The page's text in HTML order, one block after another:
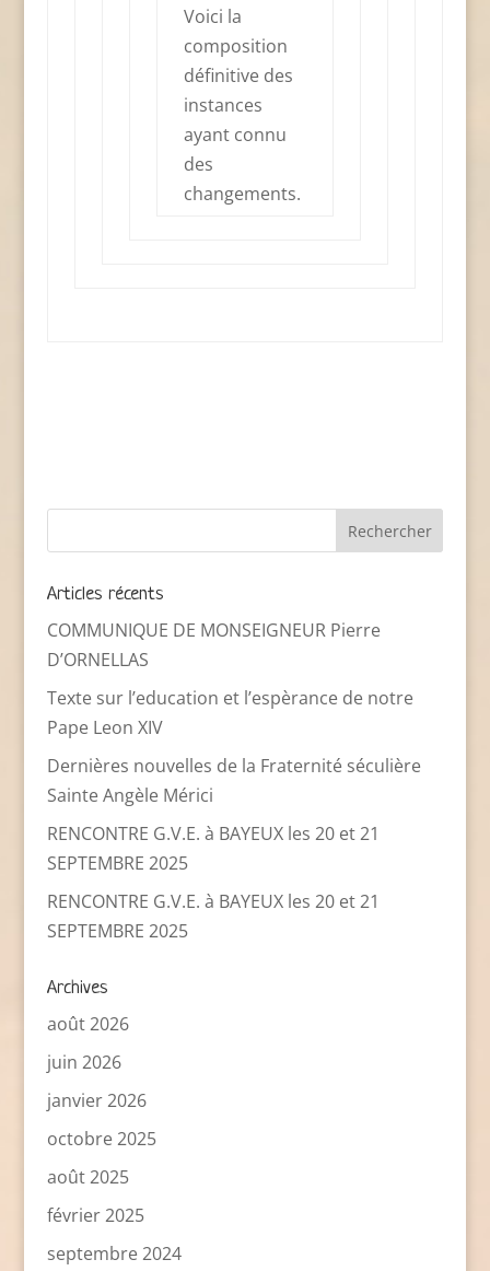
Voici la
composition
définitive des
instances
ayant connu
des
changements.
Articles récents
COMMUNIQUE DE MONSEIGNEUR Pierre
D’ORNELLAS
Texte sur l’education et l’espèrance de notre
Pape Leon XIV
Dernières nouvelles de la Fraternité séculière
Sainte Angèle Mérici
RENCONTRE G.V.E. à BAYEUX les 20 et 21
SEPTEMBRE 2025
RENCONTRE G.V.E. à BAYEUX les 20 et 21
SEPTEMBRE 2025
Archives
août 2026
juin 2026
janvier 2026
octobre 2025
août 2025
février 2025
septembre 2024